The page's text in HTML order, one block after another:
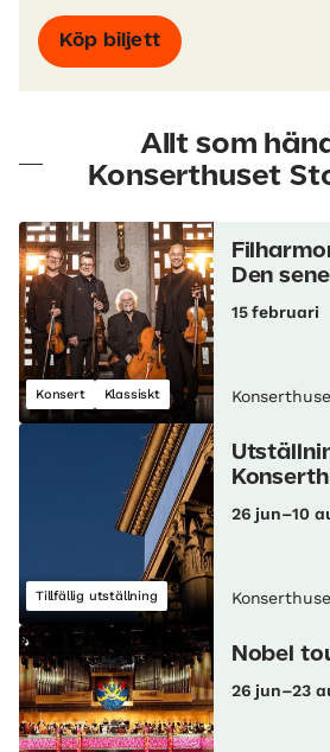
Köp biljett
Allt som
Konserthuset
Konsert Klassiskt
Den
15 februari
Tillfällig utställning
26 jun–10
Nobel
26 jun–23